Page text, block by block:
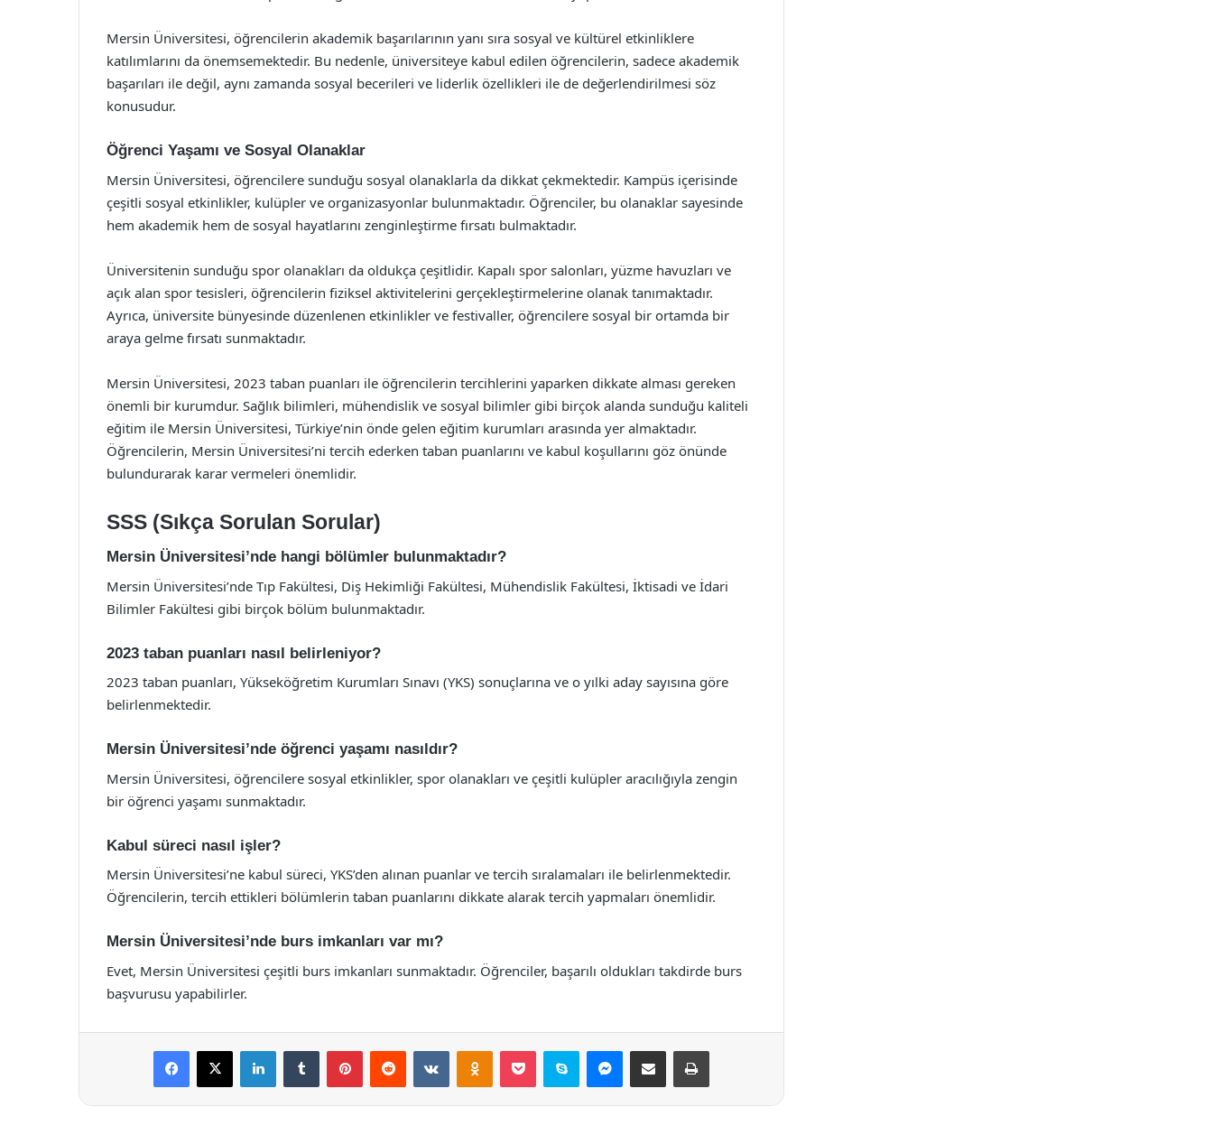
Mersin Üniversitesi, öğrencilerin akademik başarılarının yanı sıra sosyal ve kültürel etkinliklere
katılımlarını da önemsemektedir. Bu nedenle, üniversiteye kabul edilen öğrencilerin, sadece akademik
başarıları ile değil, aynı zamanda sosyal becerileri ve liderlik özellikleri ile de değerlendirilmesi söz
konusudur.
Öğrenci Yaşamı ve Sosyal Olanaklar
Mersin Üniversitesi, öğrencilere sunduğu sosyal olanaklarla da dikkat çekmektedir. Kampüs içerisinde
çeşitli sosyal etkinlikler, kulüpler ve organizasyonlar bulunmaktadır. Öğrenciler, bu olanaklar sayesinde
hem akademik hem de sosyal hayatlarını zenginleştirme fırsatı bulmaktadır.
Üniversitenin sunduğu spor olanakları da oldukça çeşitlidir. Kapalı spor salonları, yüzme havuzları ve
açık alan spor tesisleri, öğrencilerin fiziksel aktivitelerini gerçekleştirmelerine olanak tanımaktadır.
Ayrıca, üniversite bünyesinde düzenlenen etkinlikler ve festivaller, öğrencilere sosyal bir ortamda bir
araya gelme fırsatı sunmaktadır.
Mersin Üniversitesi, 2023 taban puanları ile öğrencilerin tercihlerini yaparken dikkate alması gereken
önemli bir kurumdur. Sağlık bilimleri, mühendislik ve sosyal bilimler gibi birçok alanda sunduğu kaliteli
eğitim ile Mersin Üniversitesi, Türkiye’nin önde gelen eğitim kurumları arasında yer almaktadır.
Öğrencilerin, Mersin Üniversitesi’ni tercih ederken taban puanlarını ve kabul koşullarını göz önünde
bulundurarak karar vermeleri önemlidir.
SSS (Sıkça Sorulan Sorular)
Mersin Üniversitesi’nde hangi bölümler bulunmaktadır?
Mersin Üniversitesi’nde Tıp Fakültesi, Diş Hekimliği Fakültesi, Mühendislik Fakültesi, İktisadi ve İdari
Bilimler Fakültesi gibi birçok bölüm bulunmaktadır.
2023 taban puanları nasıl belirleniyor?
2023 taban puanları, Yükseköğretim Kurumları Sınavı (YKS) sonuçlarına ve o yılki aday sayısına göre
belirlenmektedir.
Mersin Üniversitesi’nde öğrenci yaşamı nasıldır?
Mersin Üniversitesi, öğrencilere sosyal etkinlikler, spor olanakları ve çeşitli kulüpler aracılığıyla zengin
bir öğrenci yaşamı sunmaktadır.
Kabul süreci nasıl işler?
Mersin Üniversitesi’ne kabul süreci, YKS’den alınan puanlar ve tercih sıralamaları ile belirlenmektedir.
Öğrencilerin, tercih ettikleri bölümlerin taban puanlarını dikkate alarak tercih yapmaları önemlidir.
Mersin Üniversitesi’nde burs imkanları var mı?
Evet, Mersin Üniversitesi çeşitli burs imkanları sunmaktadır. Öğrenciler, başarılı oldukları takdirde burs
başvurusu yapabilirler.
Facebook
X LinkedInTumblr PinterestReddit VKontakteOdnoklassniki
Pocket Skype Messenger
E-Posta ile paylaş Yazdır